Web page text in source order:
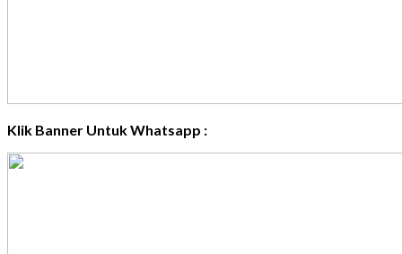
Klik Banner Untuk Whatsapp :